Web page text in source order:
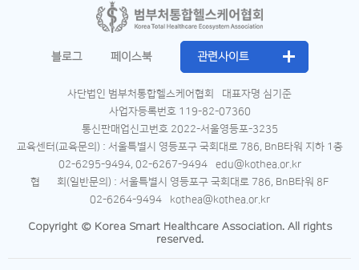
블로그 페이스북 관련사이트
사단법인 범부처통합헬스케어협회
대표자명 심기준
사업자등록번호 119-82-07360
통신판매업신고번호 2022-서울영등포-3235
교육센터(교육문의) : 서울특별시 영등포구 국회대로 786, BnB타워 지하 1층
02-6295-9494, 02-6267-9494
edu@kothea.or.kr
협 회(일반문의) : 서울특별시 영등포구 국회대로 786, BnB타워 8F
02-6264-9494
kothea@kothea.or.kr
Copyright © Korea Smart Healthcare Association. All rights
reserved.